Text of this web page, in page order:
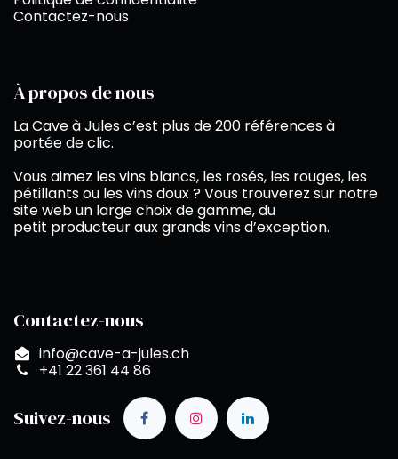
Contactez-nous
À propos de nous
La Cave à Jules c’est plus de 200 références à
portée de clic.
Vous aimez les vins blancs, les rosés, les rouges, les
pétillants ou les vins doux ? Vous trouverez sur notre
site web un large choix de gamme, du
petit producteur aux grands vins d’exception.
Contactez-nous
info@cave-a-jules.ch
+41 22 361 44 86
Suivez-nous